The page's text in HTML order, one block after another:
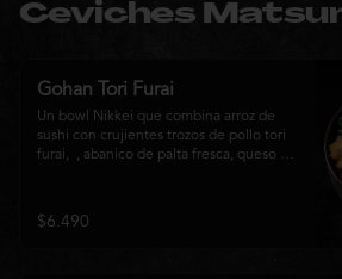
equilibrada y auténticamente nikkei.
Ceviches
Gohan Tori Furai
Un bowl Nikkei que combina arroz de
sushi con crujientes trozos de pollo tori
furai,  , abanico de palta fresca, queso
sabores que equilibra lo crocante, lo
fresco y lo cremoso en cada bocado.
$6.490